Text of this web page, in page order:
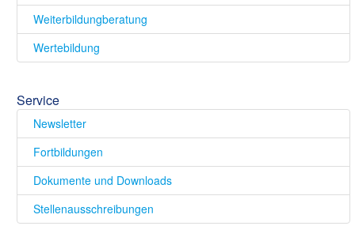
Weiterbildungberatung
Wertebildung
Service
Newsletter
Fortbildungen
Dokumente und Downloads
Stellenausschreibungen